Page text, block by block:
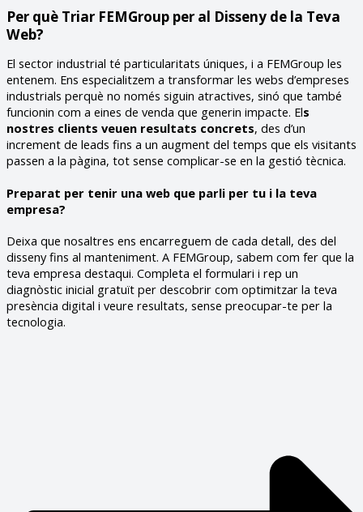
Per què Triar FEMGroup per al Disseny de la Teva
Web?
El sector industrial té particularitats úniques, i a FEMGroup les
entenem. Ens especialitzem a transformar les webs d’empreses
industrials perquè no només siguin atractives, sinó que també
funcionin com a eines de venda que generin impacte. Els
nostres clients veuen resultats concrets, des d’un
increment de leads fins a un augment del temps que els visitants
passen a la pàgina, tot sense complicar-se en la gestió tècnica.
Preparat per tenir una web que parli per tu i la teva
empresa?
Deixa que nosaltres ens encarreguem de cada detall, des del
disseny fins al manteniment. A FEMGroup, sabem com fer que la
teva empresa destaqui. Completa el formulari i rep un
diagnòstic inicial gratuït per descobrir com optimitzar la teva
presència digital i veure resultats, sense preocupar-te per la
tecnologia.